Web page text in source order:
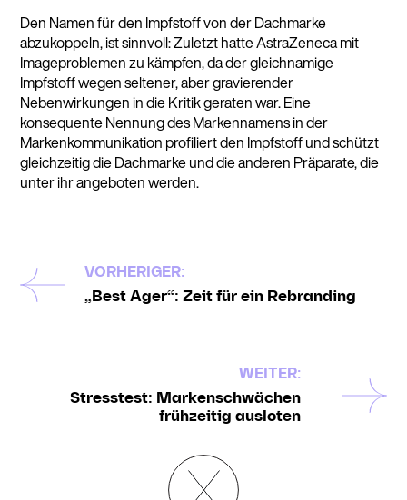
Den Namen für den Impfstoff von der Dachmarke
abzukoppeln, ist sinnvoll: Zuletzt hatte AstraZeneca mit
Imageproblemen zu kämpfen, da der gleichnamige
Impfstoff wegen seltener, aber gravierender
Nebenwirkungen in die Kritik geraten war. Eine
konsequente Nennung des Markennamens in der
Markenkommunikation profiliert den Impfstoff und schützt
gleichzeitig die Dachmarke und die anderen Präparate, die
unter ihr angeboten werden.
VORHERIGER:
„Best Ager“: Zeit für ein Rebranding
WEITER:
Stresstest: Markenschwächen
frühzeitig ausloten